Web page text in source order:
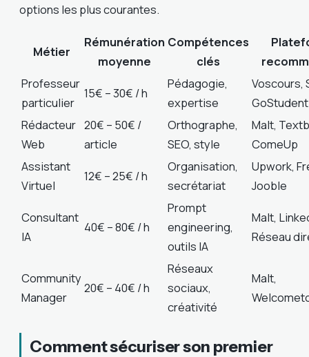
options les plus courantes.
Métier
Rémunération
moyenne
Compétences
clés
Professeur
particulier
15€ – 30€ / h
Pédagogie,
expertise
Voscours,
GoStudent
Rédacteur
Web
20€ – 50€ /
article
Orthographe,
SEO, style
Malt,
ComeUp
Assistant
Virtuel
12€ – 25€ / h
Organisation,
secrétariat
Upwork,
Jooble
Consultant
IA
40€ – 80€ / h
Prompt
engineering,
outils IA
Malt,
Réseau
Community
Manager
20€ – 40€ / h
Réseaux
sociaux,
créativité
Malt,
Comment sécuriser son premier